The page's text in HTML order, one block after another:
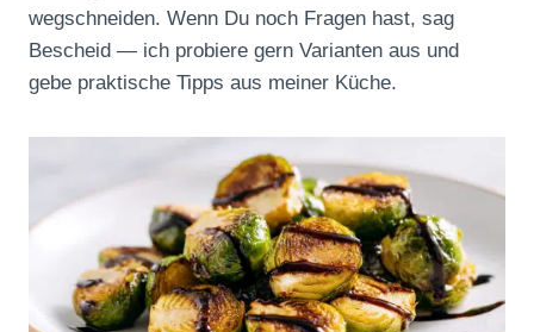
wegschneiden. Wenn Du noch Fragen hast, sag
Bescheid — ich probiere gern Varianten aus und
gebe praktische Tipps aus meiner Küche.